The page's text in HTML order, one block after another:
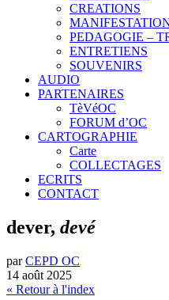
CREATIONS
PEDAGOGIE –
ENTRETIENS
SOUVENIRS
AUDIO
PARTENAIRES
TèVéOC
FORUM d’OC
CARTOGRAPHIE
Carte
COLLECTAGES
ECRITS
CONTACT
dever, devé
parCEPD OC
14 août 2025
« Retour à l'index